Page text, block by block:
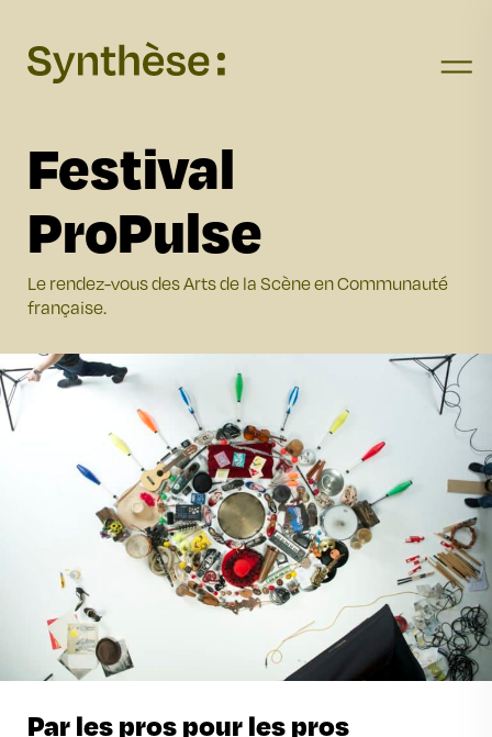
Festival
ProPulse
Le rendez-vous des Arts de la Scène en Communauté
française.
Par les pros pour les pros